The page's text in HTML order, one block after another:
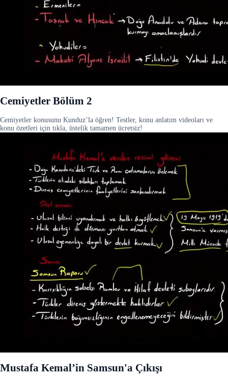
Cemiyetler Bölüm 2
Cemiyetler konusunu Kunduz’la öğren! Testler, konu anlatım videoları ve
konu özetleri için tıkla, üstelik tamamen ücretsiz!
Mustafa Kemal’in Samsun'a Çıkışı